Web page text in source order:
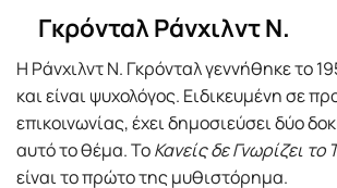
Γκρόνταλ Ράνχιλντ Ν.
Η Ράνχιλντ Ν. Γκρόνταλ γεννήθηκε το
και είναι ψυχολόγος. Ειδικευμένη σε
επικοινωνίας, έχει δημοσιεύσει δύο
αυτό το θέμα. ΤοΚανείς δε Γνωρίζει το
είναι το πρώτο της μυθιστόρημα.